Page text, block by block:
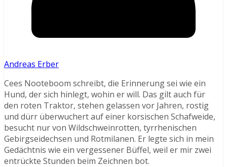
Andreas Erber
Cees Nooteboom schreibt, die Erinnerung sei wie ein
Hund, der sich hinlegt, wohin er will. Das gilt auch für
den roten Traktor, stehen gelassen vor Jahren, rostig
und dürr überwuchert auf einer korsischen Schafweide,
besucht nur von Wildschweinrotten, tyrrhenischen
Gebirgseidechsen und Rotmilanen. Er legte sich in mein
Gedächtnis wie ein vergessener Büffel, weil er mir zwei
entrückte Stunden beim Zeichnen bot.